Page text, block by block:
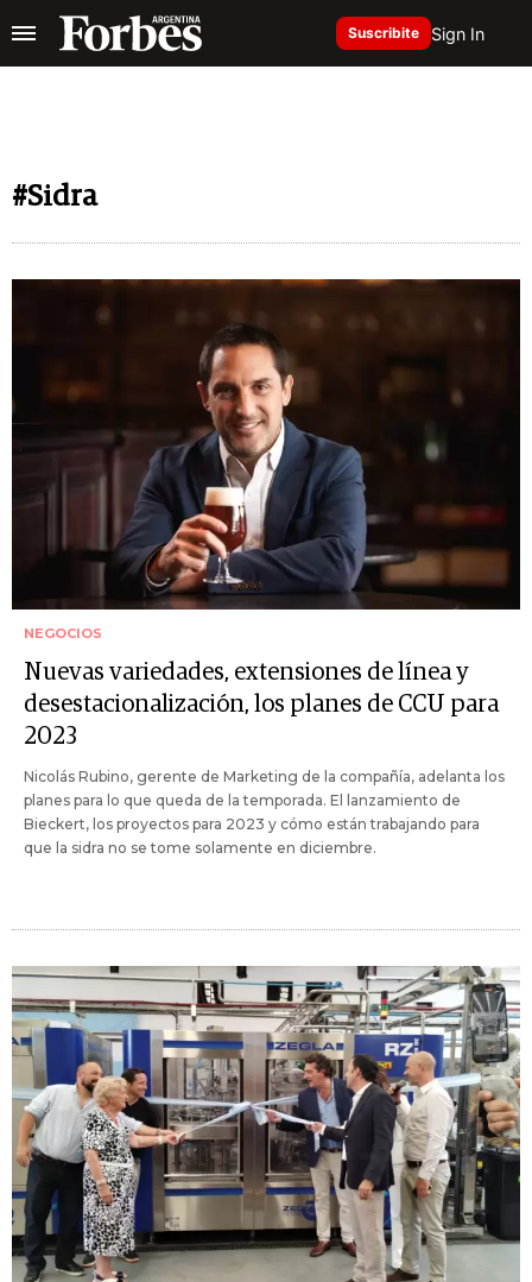
Suscribite Sign In
#Sidra
NEGOCIOS
Nuevas variedades, extensiones de línea y
desestacionalización, los planes de CCU para
2023
Nicolás Rubino, gerente de Marketing de la compañía, adelanta los
planes para lo que queda de la temporada. El lanzamiento de
Bieckert, los proyectos para 2023 y cómo están trabajando para
que la sidra no se tome solamente en diciembre.